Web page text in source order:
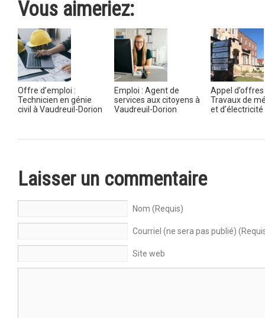
Vous aimeriez:
Offre d’emploi :
Technicien en génie
civil à Vaudreuil-Dorion
Emploi : Agent de
services aux citoyens à
Vaudreuil-Dorion
Appel d’offres
Travaux de
et d’électricité
Laisser un commentaire
Nom (Requis)
Courriel (ne sera pas publié)
Site web